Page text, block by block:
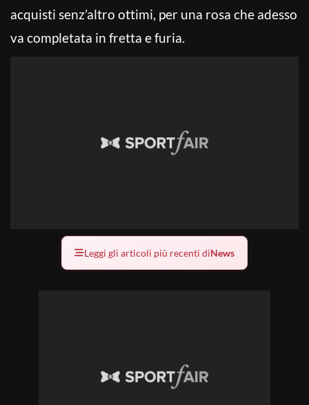
acquisti senz’altro ottimi, per una rosa che adesso
va completata in fretta e furia.
Leggi gli articoli più recenti diNews